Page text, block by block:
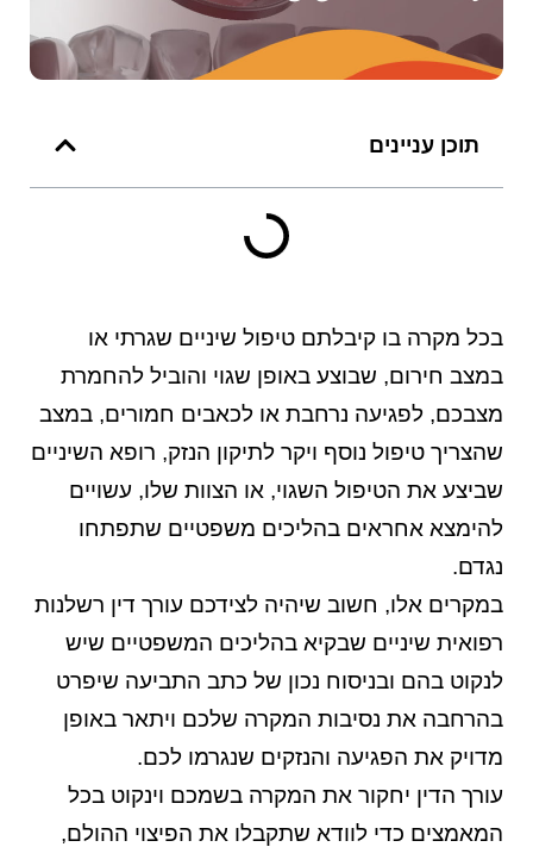
תוכן עניינים
בכל מקרה בו קיבלתם טיפול שיניים שגרתי או
במצב חירום, שבוצע באופן שגוי והוביל להחמרת
מצבכם, לפגיעה נרחבת או לכאבים חמורים, במצב
שהצריך טיפול נוסף ויקר לתיקון הנזק, רופא השיניים
שביצע את הטיפול השגוי, או הצוות שלו, עשויים
להימצא אחראים בהליכים משפטיים שתפתחו
נגדם.
במקרים אלו, חשוב שיהיה לצידכם עורך דין רשלנות
רפואית שיניים שבקיא בהליכים המשפטיים שיש
לנקוט בהם ובניסוח נכון של כתב התביעה שיפרט
בהרחבה את נסיבות המקרה שלכם ויתאר באופן
מדויק את הפגיעה והנזקים שנגרמו לכם.
עורך הדין יחקור את המקרה בשמכם וינקוט בכל
המאמצים כדי לוודא שתקבלו את הפיצוי ההולם,